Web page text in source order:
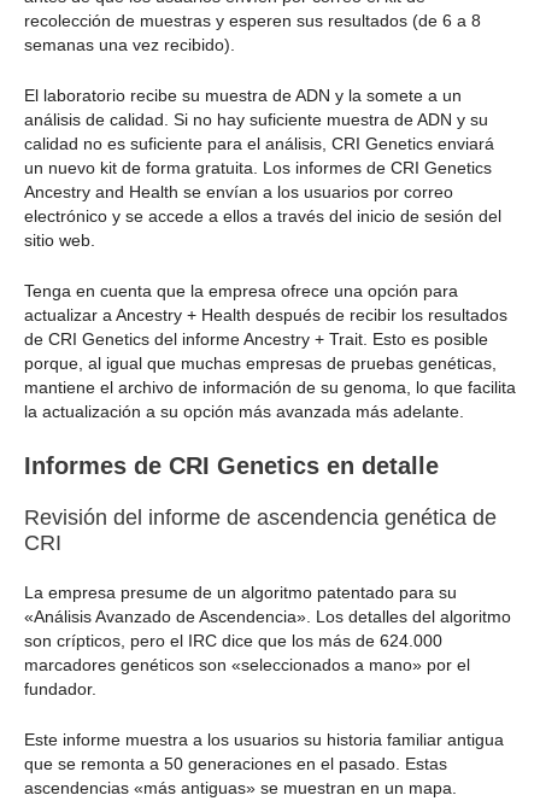
recolección de muestras y esperen sus resultados (de 6 a 8
semanas una vez recibido).
El laboratorio recibe su muestra de ADN y la somete a un
análisis de calidad. Si no hay suficiente muestra de ADN y su
calidad no es suficiente para el análisis, CRI Genetics enviará
un nuevo kit de forma gratuita. Los informes de CRI Genetics
Ancestry and Health se envían a los usuarios por correo
electrónico y se accede a ellos a través del inicio de sesión del
sitio web.
Tenga en cuenta que la empresa ofrece una opción para
actualizar a Ancestry + Health después de recibir los resultados
de CRI Genetics del informe Ancestry + Trait. Esto es posible
porque, al igual que muchas empresas de pruebas genéticas,
mantiene el archivo de información de su genoma, lo que facilita
la actualización a su opción más avanzada más adelante.
Informes de CRI Genetics en detalle
Revisión del informe de ascendencia genética de
CRI
La empresa presume de un algoritmo patentado para su
«Análisis Avanzado de Ascendencia». Los detalles del algoritmo
son crípticos, pero el IRC dice que los más de 624.000
marcadores genéticos son «seleccionados a mano» por el
fundador.
Este informe muestra a los usuarios su historia familiar antigua
que se remonta a 50 generaciones en el pasado. Estas
ascendencias «más antiguas» se muestran en un mapa.